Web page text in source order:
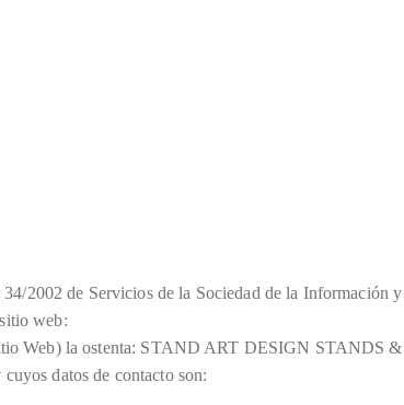
2002 de Servicios de la Sociedad de la
web:
Web) la ostenta: STAND ART DESIGN STANDS
datos de contacto son: